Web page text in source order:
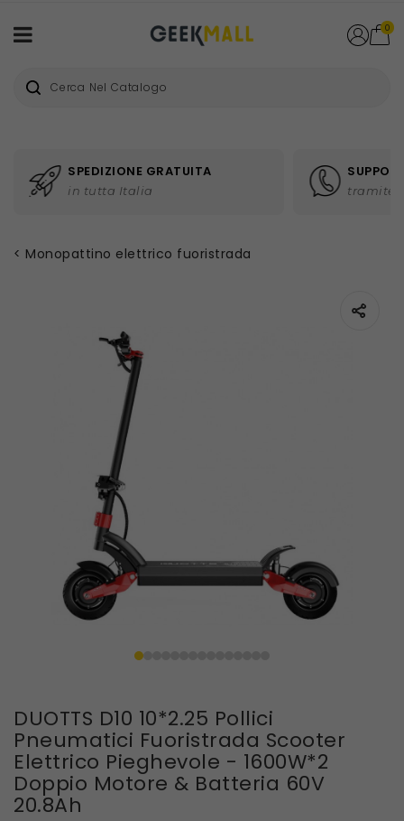
0
SPEDIZIONE GRATUITA
in tutta Italia tramite
Monopattino elettrico fuoristrada
DUOTTS D10 10*2.25 Pollici
Pneumatici Fuoristrada Scooter
Elettrico Pieghevole - 1600W*2
Doppio Motore & Batteria 60V
20.8Ah